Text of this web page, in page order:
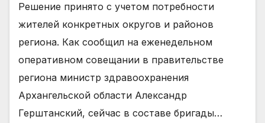
Решение принято с учетом потребности
жителей конкретных округов и районов
региона. Как сообщил на еженедельном
оперативном совещании в правительстве
региона министр здравоохранения
Архангельской области Александр
Герштанский, сейчас в составе бригады…